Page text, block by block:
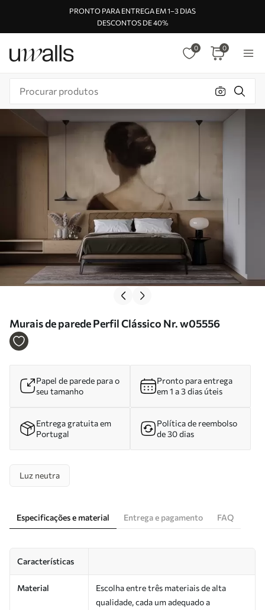
PRONTO PARA ENTREGA EM 1–3 DIAS
DESCONTOS DE 40%
0 0
Murais de parede Perfil Clássico Nr. w05556
Papel de parede para o
seu tamanho
Pronto para entrega
em 1 a 3 dias úteis
Entrega gratuita em
Portugal
Política de reembolso
de 30 dias
Luz neutra
Especificações e material Entrega e pagamento FAQ
Características
Material
Escolha entre três materiais de alta
qualidade, cada um adequado a